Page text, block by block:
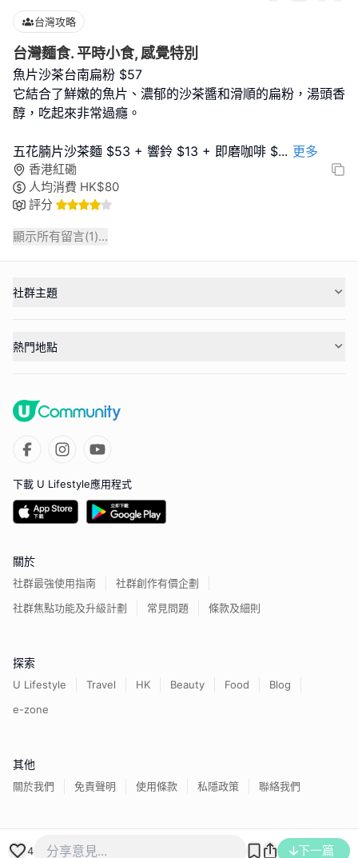
台灣攻略
台灣麵食. 平時小食, 感覺特別
魚片沙茶台南扁粉 $57
它結合了鮮嫩的魚片、濃郁的沙茶醬和滑順的扁粉，湯頭香
醇，吃起來非常過癮。
五花腩片沙茶麵 $53 + 響鈴 $13 + 即磨咖啡 $... 更多
香港紅磡
人均消費 HK$80
評分
顯示所有留言(1)...
4 下一篇
社群主題
熱門地點
下載 U Lifestyle應用程式
關於
社群最強使用指南
社群創作有價企劃
社群焦點功能及升級計劃
常見問題 條款及細則
探索
U Lifestyle Travel HK Beauty Food
Blog
e-zone
其他
關於我們 免責聲明 使用條款 私隱政策 聯絡我們
香港經濟日報版權所有©